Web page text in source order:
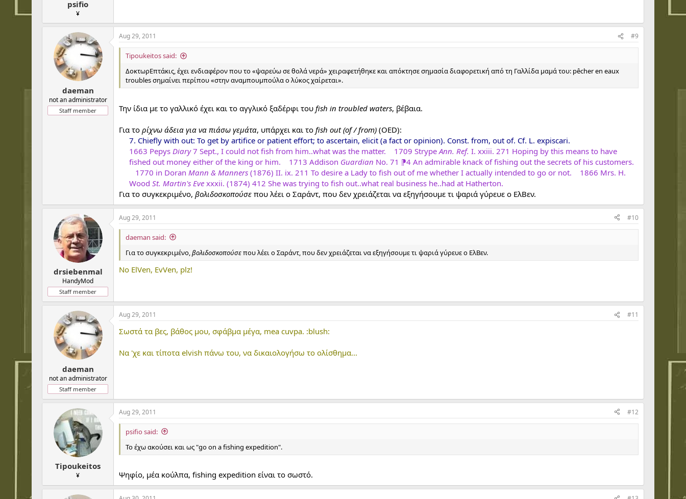
psifio
¥
daeman
not an administrator
Staff member
Aug 29, 2011 #9
Tipoukeitos said:
ΔοκτωρΕπτάκις, έχει ενδιαφέρον που το «ψαρεύω σε θολά νερά» χειραφετήθηκε και απόκτησε σημασία διαφορετική από τη Γαλλίδα μαμά του: pêcher en eaux
troubles σημαίνει περίπου «στην αναμπουμπούλα ο λύκος χαίρεται».
Την ίδια με το γαλλικό έχει και το αγγλικό ξαδέρφι του fish in troubled waters, βέβαια.
Για το ρίχνω άδεια για να πιάσω γεμάτα, υπάρχει και το fish out (of / from) (OED):
7. Chiefly with out: To get by artifice or patient effort; to ascertain, elicit (a fact or opinion). Const. from, out of. Cf. L. expiscari.
1663 Pepys Diary7 Sept., I could not fish from him‥what was the matter. 1709 Strype Ann. Ref. I. xxiii. 271 Hoping by this means to have
fished out money either of the king or him. 1713 Addison Guardian No. 71 ⁋4 An admirable knack of fishing out the secrets of his customers.
1770 in Doran Mann & Manners (1876) II. ix. 211 To desire a Lady to fish out of me whether I actually intended to go or not. 1866 Mrs. H.
Wood St. Martin's Eve xxxii. (1874) 412 She was trying to fish out‥what real business he‥had at Hatherton.
Για τo συγκεκριμένo, βολιδοσκoπούσε που λέει ο Σαράντ, που δεν χρειάζεται να εξηγήσουμε τι ψαριά γύρευε ο ΕλΒεν.
drsiebenmal
HandyMod
Staff member
Aug 29, 2011 #10
daeman said:
Για τo συγκεκριμένo, βολιδοσκoπούσεπου λέει ο Σαράντ, που δεν χρειάζεται να εξηγήσουμε τι ψαριά γύρευε ο ΕλΒεν.
Νο ElVen, EvVen, plz!
daeman
not an administrator
Staff member
Aug 29, 2011 #11
Σωστά τα βες, βάθος μου, σφάβμα μέγα, mea cuvpa. :blush:
Να 'χε και τίποτα elvish πάνω του, να δικαιολογήσω το ολίσθημα...
Tipoukeitos
¥
Aug 29, 2011 #12
psifio said:
Το έχω ακούσει και ως "go on a fishing expedition".
Ψηφίο, μέα κούλπα, fishing expedition είναι το σωστό.